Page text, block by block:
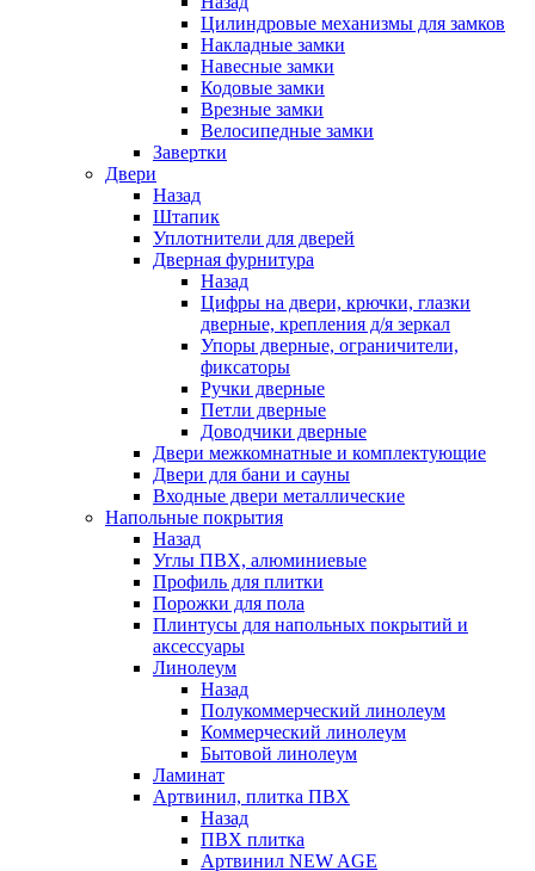
Цилиндровые механизмы для замков
Накладные замки
Навесные замки
Кодовые замки
Врезные замки
Велосипедные замки
Завертки
Двери
Назад
Штапик
Уплотнители для дверей
Дверная фурнитура
Назад
Цифры на двери, крючки, глазки
дверные, крепления д/я зеркал
Упоры дверные, ограничители,
фиксаторы
Ручки дверные
Петли дверные
Доводчики дверные
Двери межкомнатные и комплектующие
Двери для бани и сауны
Входные двери металлические
Напольные покрытия
Назад
Углы ПВХ, алюминиевые
Профиль для плитки
Порожки для пола
Плинтусы для напольных покрытий и
аксессуары
Линолеум
Назад
Полукоммерческий линолеум
Коммерческий линолеум
Бытовой линолеум
Ламинат
Артвинил, плитка ПВХ
Назад
ПВХ плитка
Артвинил NEW AGE